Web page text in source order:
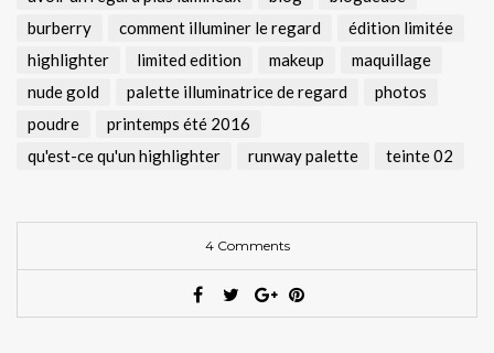
burberry
comment illuminer le regard
édition limitée
highlighter
limited edition makeup
maquillage
nude gold
palette illuminatrice de regard
photos
poudre
printemps été 2016
qu'est-ce qu'un highlighter
runway palette teinte 02
4 Comments